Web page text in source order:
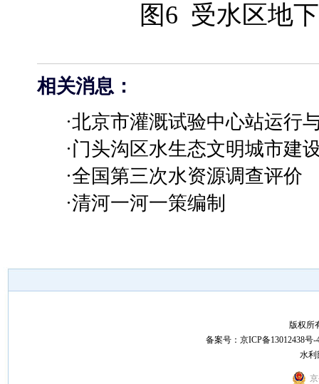
图6 受水区地
相关消息：
·北京市灌溉试验中心站运行
·门头沟区水生态文明城市建
·全国第三次水资源调查评价
·清河一河一策编制
版权所
备案号： 京ICP备13012438号-
水利